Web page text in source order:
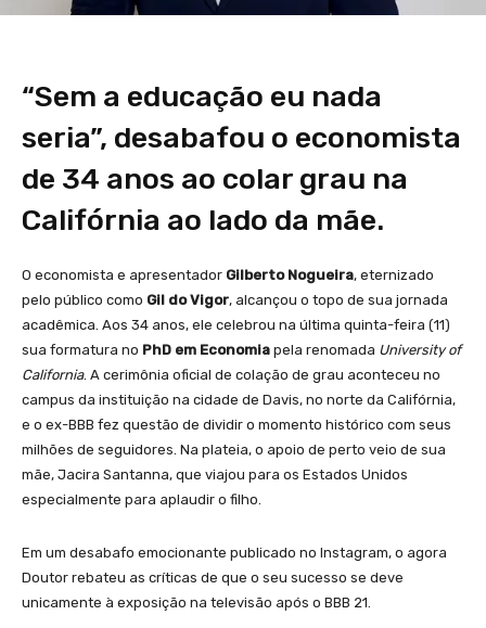
“Sem a educação eu nada
seria”, desabafou o economista
de 34 anos ao colar grau na
Califórnia ao lado da mãe.
O economista e apresentador Gilberto Nogueira, eternizado
pelo público como Gil do Vigor, alcançou o topo de sua jornada
acadêmica. Aos 34 anos, ele celebrou na última quinta-feira (11)
sua formatura no PhD em Economia pela renomada University of
California. A cerimônia oficial de colação de grau aconteceu no
campus da instituição na cidade de Davis, no norte da Califórnia,
e o ex-BBB fez questão de dividir o momento histórico com seus
milhões de seguidores. Na plateia, o apoio de perto veio de sua
mãe, Jacira Santanna, que viajou para os Estados Unidos
especialmente para aplaudir o filho.
Em um desabafo emocionante publicado no Instagram, o agora
Doutor rebateu as críticas de que o seu sucesso se deve
unicamente à exposição na televisão após o BBB 21.